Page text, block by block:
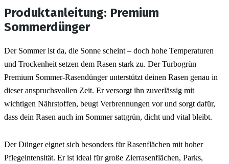
Produktanleitung: Premium
Sommerdünger
Der Sommer ist da, die Sonne scheint – doch hohe Temperaturen
und Trockenheit setzen dem Rasen stark zu. Der Turbogrün
Premium Sommer-Rasendünger unterstützt deinen Rasen genau in
dieser anspruchsvollen Zeit. Er versorgt ihn zuverlässig mit
wichtigen Nährstoffen, beugt Verbrennungen vor und sorgt dafür,
dass dein Rasen auch im Sommer sattgrün, dicht und vital bleibt.
Der Dünger eignet sich besonders für Rasenflächen mit hoher
Pflegeintensität. Er ist ideal für große Zierrasenflächen, Parks,